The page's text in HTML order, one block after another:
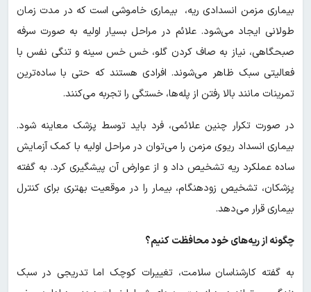
بیماری مزمن انسدادی ریه، بیماری خاموشی است که در مدت زمان
طولانی ایجاد می‌شود. علائم در مراحل بسیار اولیه به صورت سرفه
صبحگاهی، نیاز به صاف کردن گلو، خس خس سینه و تنگی نفس با
فعالیتی سبک ظاهر می‌شوند. افرادی هستند که حتی با ساده‌ترین
تمرینات مانند بالا رفتن از پله‌ها، خستگی را تجربه می‌کنند.
در صورت تکرار چنین علائمی، فرد باید توسط پزشک معاینه شود.
بیماری انسداد ریوی مزمن را می‌توان در مراحل اولیه با کمک آزمایش
ساده عملکرد ریه تشخیص داد و از عوارض آن پیشگیری کرد. به گفته
پزشکان، تشخیص زودهنگام، بیمار را در موقعیت بهتری برای کنترل
بیماری قرار می‌دهد.
چگونه از ریه‌های خود محافظت کنیم؟
به گفته کارشناسان سلامت، تغییرات کوچک اما تدریجی در سبک